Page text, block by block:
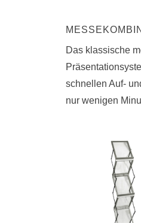
Das klassische
schnellen Auf-
nur wenigen